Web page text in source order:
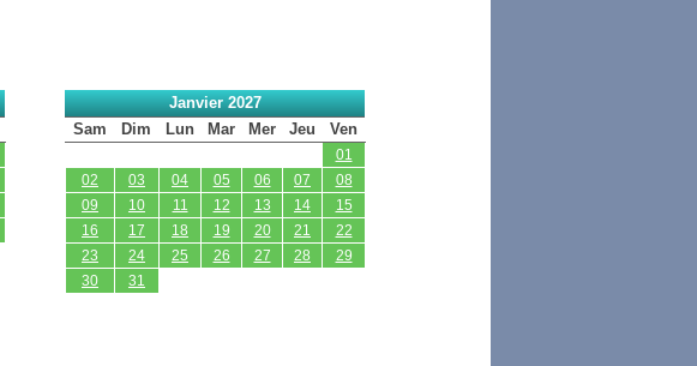
Janvier 2027
Sam
Dim Lun Mar Mer Jeu Ven
01
02
03 04 05 06 07
08
09
10 11 12 13 14
15
16
17 18 19 20 21
22
23
24 25 26 27 28
29
30
31